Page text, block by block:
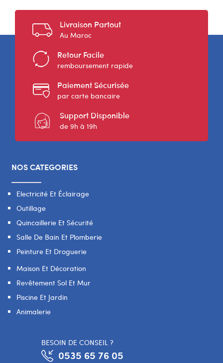
Livraison Partout
Au Maroc
Retour Facile
remboursement rapide
Paiement Sécurisée
par carte bancaire
Support Disponible
de 9h à 19h
NOS CATEGORIES
Electricité Et Éclairage
Outillage
Quincaillerie Et Sécurité
Salle De Bain Et Plomberie
Peinture Et Droguerie
Maison Et Décoration
Revêtement Sol Et Mur
Piscine Et Jardin
Animalerie
BESOIN DE CONSEIL ?
0535 65 76 05